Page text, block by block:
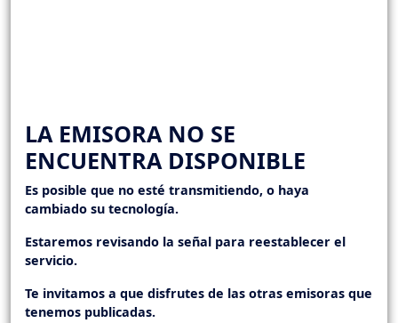
LA EMISORA NO SE
ENCUENTRA DISPONIBLE
Es posible que no esté transmitiendo, o haya
cambiado su tecnología.
Estaremos revisando la señal para reestablecer el
servicio.
Te invitamos a que disfrutes de las otras emisoras que
tenemos publicadas.